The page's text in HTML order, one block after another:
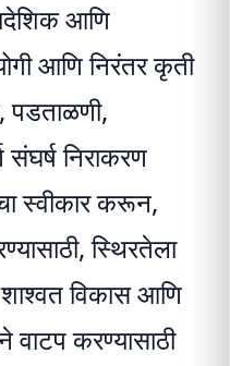
आणि
आणि निरंतर कृती
संघर्ष निराकरण
स्वीकार करून,
स्थिरतेला
शाश्वत विकास आणि
वाटप करण्यासाठी